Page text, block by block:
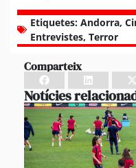
Etiquetes: Andorra,
Entrevistes, Terror
Comparteix
Notícies